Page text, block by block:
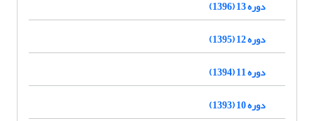
دوره 13 (1396)
دوره 12 (1395)
دوره 11 (1394)
دوره 10 (1393)